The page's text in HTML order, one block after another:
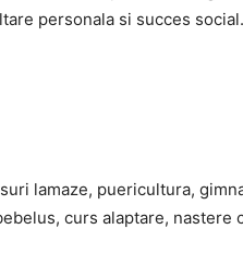
personala si succes social.
lamaze, puericultura,
curs alaptare, nastere